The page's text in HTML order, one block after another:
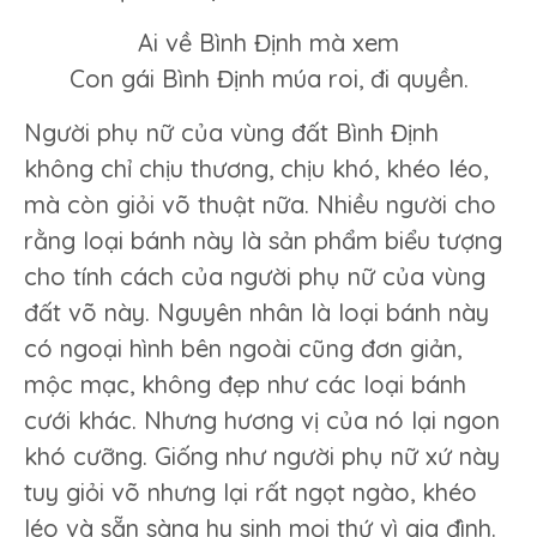
Ai về Bình Định mà xem
Con gái Bình Định múa roi, đi quyền.
Người phụ nữ của vùng đất Bình Định
không chỉ chịu thương, chịu khó, khéo léo,
mà còn giỏi võ thuật nữa. Nhiều người cho
rằng loại bánh này là sản phẩm biểu tượng
cho tính cách của người phụ nữ của vùng
đất võ này. Nguyên nhân là loại bánh này
có ngoại hình bên ngoài cũng đơn giản,
mộc mạc, không đẹp như các loại bánh
cưới khác. Nhưng hương vị của nó lại ngon
khó cưỡng. Giống như người phụ nữ xứ này
tuy giỏi võ nhưng lại rất ngọt ngào, khéo
léo và sẵn sàng hy sinh mọi thứ vì gia đình.